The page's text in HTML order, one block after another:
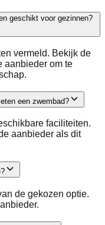
geschikt voor gezinnen?
vermeld. Bekijk de
aanbieder om te
een zwembad?
faciliteiten.
aanbieder als dit
de gekozen optie.